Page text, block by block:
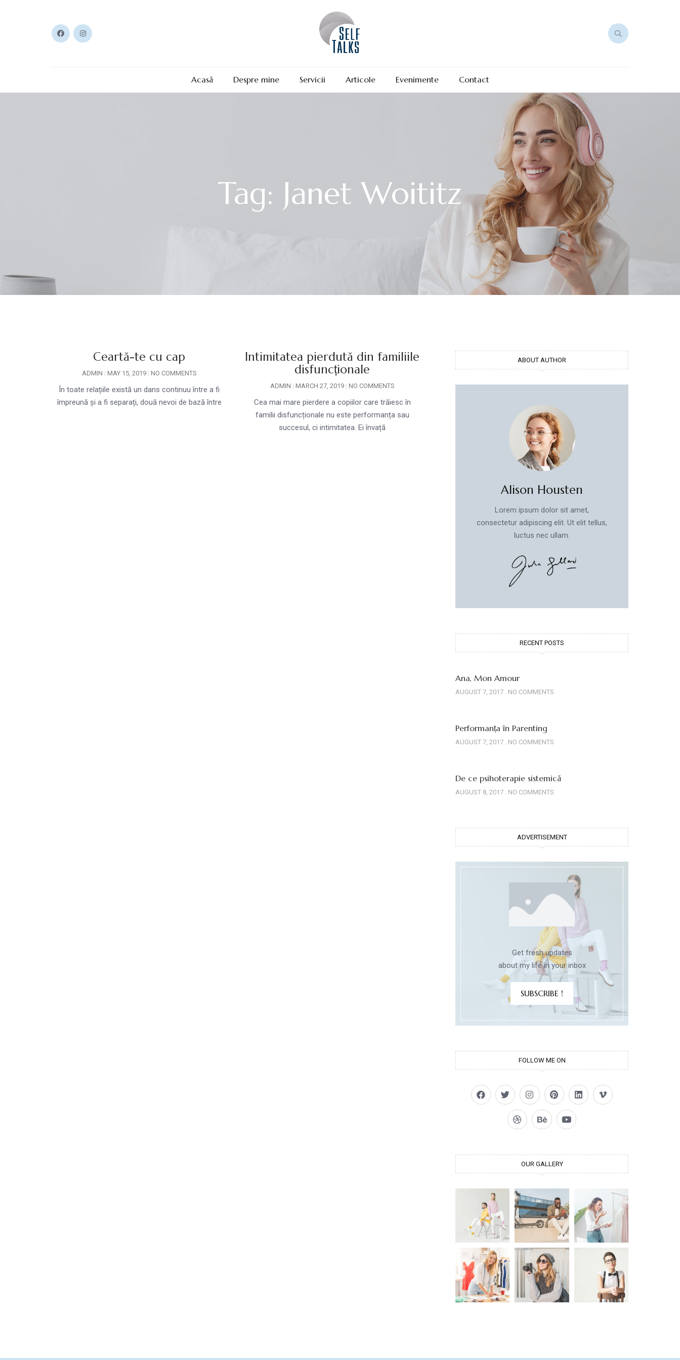
Acasă Despre mine Servicii Articole Evenimente Contact
Tag: Janet Woititz
Ceartă-te cu cap
ADMIN MAY 15, 2019 NO COMMENTS
În toate relațiile există un dans continuu între a fi
împreună și a fi separați, două nevoi de bază între
Intimitatea pierdută din familiile
disfuncționale
ADMIN MARCH 27, 2019 NO COMMENTS
Cea mai mare pierdere a copiilor care trăiesc în
familii disfuncționale nu este performanța sau
succesul, ci intimitatea. Ei învață
ABOUT AUTHOR
Alison Housten
Lorem ipsum dolor sit amet,
consectetur adipiscing elit. Ut elit tellus,
luctus nec ullam.
RECENT POSTS
Ana, Mon Amour
AUGUST 7, 2017 NO COMMENTS
Performanța în Parenting
AUGUST 7, 2017 NO COMMENTS
De ce psihoterapie sistemică
AUGUST 8, 2017 NO COMMENTS
ADVERTISEMENT
Get fresh updates
about my life in your inbox
SUBSCRIBE !
FOLLOW ME ON
OUR GALLERY